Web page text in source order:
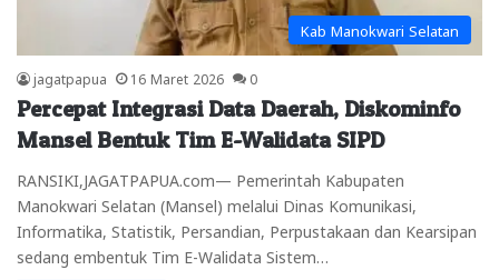
Kab Manokwari Selatan
jagatpapua 16 Maret 2026 0
Percepat Integrasi Data Daerah, Diskominfo
Mansel Bentuk Tim E-Walidata SIPD
RANSIKI,JAGATPAPUA.com— Pemerintah Kabupaten
Manokwari Selatan (Mansel) melalui Dinas Komunikasi,
Informatika, Statistik, Persandian, Perpustakaan dan Kearsipan
sedang embentuk Tim E-Walidata Sistem…